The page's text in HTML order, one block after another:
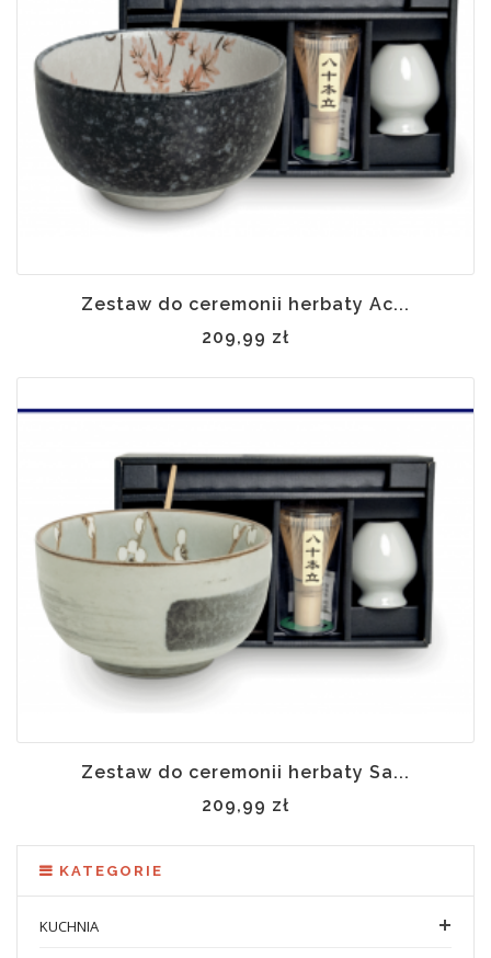
Zestaw do ceremonii herbaty Ac...
209,99 zł
Zestaw do ceremonii herbaty Sa...
209,99 zł
KATEGORIE
KUCHNIA